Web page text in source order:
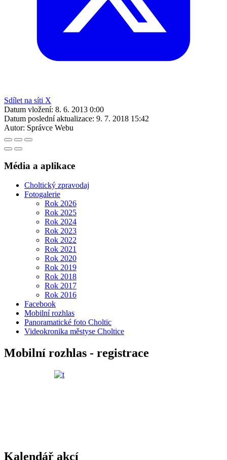
Sdílet na síti X
Datum vložení: 8. 6. 2013 0:00
Datum poslední aktualizace: 9. 7. 2018 15:42
Autor: Správce Webu
Média a aplikace
Choltický zpravodaj
Fotogalerie
Rok 2026
Rok 2025
Rok 2024
Rok 2023
Rok 2022
Rok 2021
Rok 2020
Rok 2019
Rok 2018
Rok 2017
Rok 2016
Facebook
Mobilní rozhlas
Panoramatické foto Choltic
Videokronika městyse Choltice
Mobilní rozhlas - registrace
Kalendář akcí